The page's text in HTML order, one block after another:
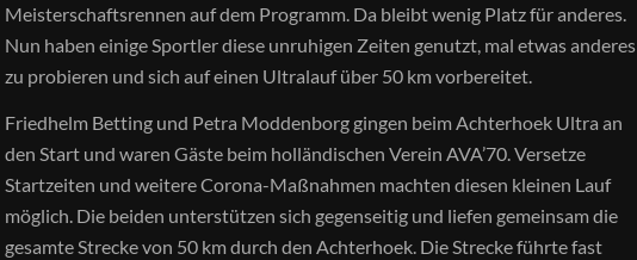
Meisterschaftsrennen auf dem Programm. Da bleibt wenig Platz für anderes.
Nun haben einige Sportler diese unruhigen Zeiten genutzt, mal etwas anderes
zu probieren und sich auf einen Ultralauf über 50 km vorbereitet.
Friedhelm Betting und Petra Moddenborg gingen beim Achterhoek Ultra an
den Start und waren Gäste beim holländischen Verein AVA’70. Versetze
Startzeiten und weitere Corona-Maßnahmen machten diesen kleinen Lauf
möglich. Die beiden unterstützen sich gegenseitig und liefen gemeinsam die
gesamte Strecke von 50 km durch den Achterhoek. Die Strecke führte fast